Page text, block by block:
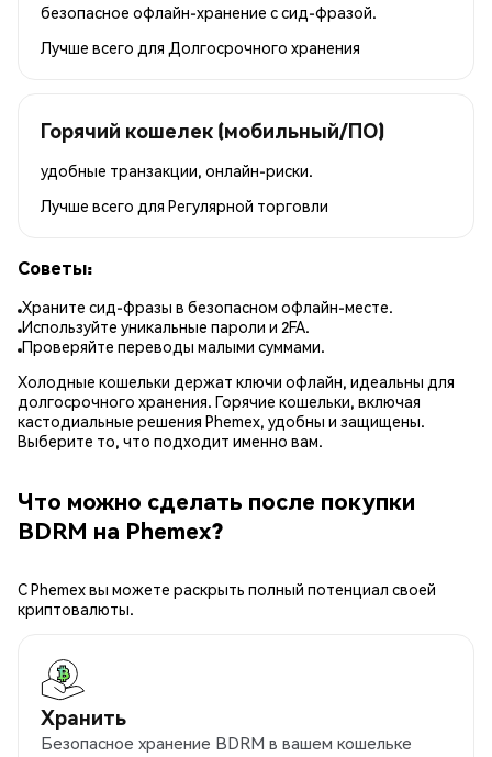
безопасное офлайн-хранение с сид-фразой.
Лучше всего для Долгосрочного хранения
Горячий кошелек (мобильный/ПО)
удобные транзакции, онлайн-риски.
Лучше всего для Регулярной торговли
Советы:
Храните сид-фразы в безопасном офлайн-месте.
Используйте уникальные пароли и 2FA.
Проверяйте переводы малыми суммами.
Холодные кошельки держат ключи офлайн, идеальны для
долгосрочного хранения. Горячие кошельки, включая
кастодиальные решения Phemex, удобны и защищены.
Выберите то, что подходит именно вам.
Что можно сделать после покупки
BDRM на Phemex?
С Phemex вы можете раскрыть полный потенциал своей
криптовалюты.
Хранить
Безопасное хранение BDRM в вашем кошельке